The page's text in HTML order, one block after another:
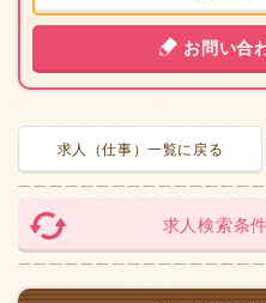
お問い合
求人（仕事）一覧に戻る
求人検索条